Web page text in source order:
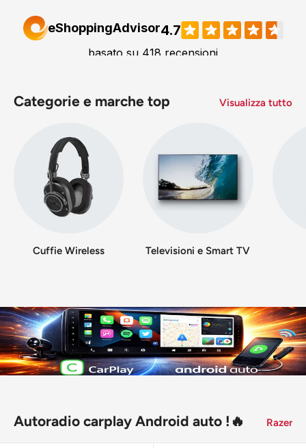
Categorie e marche top Visualizza tutto
Cuffie Wireless Televisioni e Smart TV
Autoradio carplay Android auto !🔥 Razer